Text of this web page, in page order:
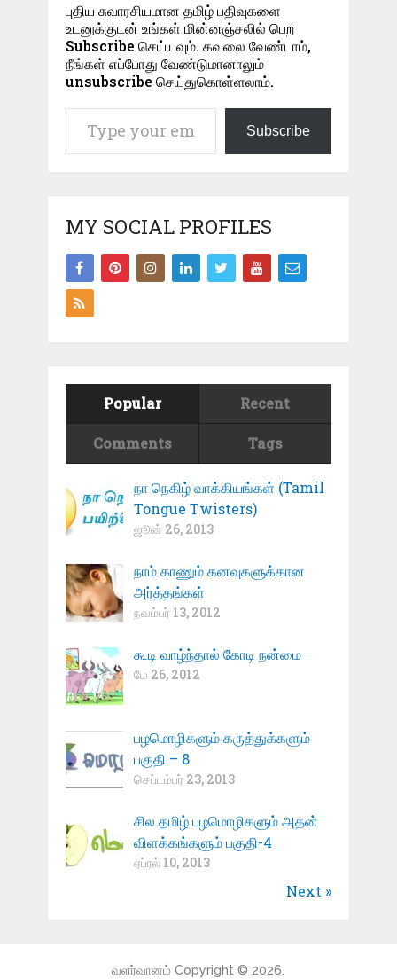
புதிய சுவாரசியமான தமிழ் பதிவுகளை
உடனுக்குடன் உங்கள் மின்னஞ்சலில் பெற
Subscribe செய்யவும். கவலை வேண்டாம்,
நீங்கள் எப்போது வேண்டுமானாலும்
unsubscribe செய்துகொள்ளலாம்.
Type your email…
Subscribe
MY SOCIAL PROFILES
Popular Recent
Comments Tags
நா நெகிழ் வாக்கியங்கள் (Tamil
Tongue Twisters)
ஜூன் 26, 2013
நாம் காணும் கனவுகளுக்கான
அர்த்தங்கள்
நவம்பர் 13, 2012
கூடி வாழ்ந்தால் கோடி நன்மை
மே 26, 2012
பழமொழிகளும் கருத்துக்களும்
பகுதி – 8
செப்டம்பர் 23, 2013
சில தமிழ் பழமொழிகளும் அதன்
விளக்கங்களும் பகுதி-4
ஏப்ரல் 10, 2013
Next »
வளர்வானம் Copyright © 2026.